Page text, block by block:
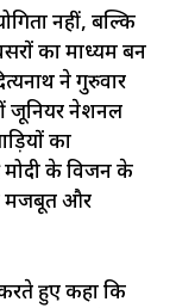
नहीं, बल्कि
का माध्यम बन
ने गुरुवार
जूनियर नेशनल
का
मोदी के विजन के
मजबूत और
करते हुए कहा कि